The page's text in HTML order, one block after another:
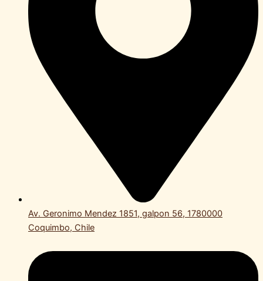
Av. Geronimo Mendez 1851, galpon 56, 1780000
Coquimbo, Chile